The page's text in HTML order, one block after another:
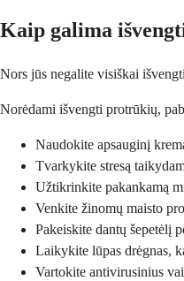
Kaip galima
Nors jūs negalite visiškai
Norėdami išvengti protrūkių,
Naudokite apsauginį
Tvarkykite stresą
Užtikrinkite pakankamą
Venkite žinomų maisto
Pakeiskite dantų šepetėlį
Laikykite lūpas drėgnas,
Vartokite antivirusinius